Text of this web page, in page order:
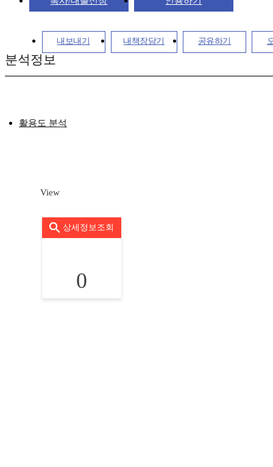
내보내기 내책장담기 공유하기
분석정보
활용도 분석
View
상세정보조회
0